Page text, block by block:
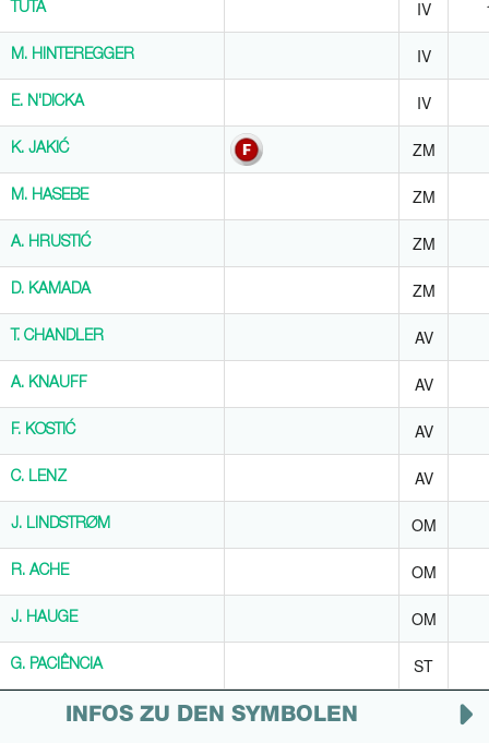
TUTA IV
M. HINTEREGGER IV
E. N'DICKA IV
K. JAKIĆ ZM
M. HASEBE ZM
A. HRUSTIĆ ZM
D. KAMADA ZM
T. CHANDLER AV
A. KNAUFF AV
F. KOSTIĆ AV
C. LENZ AV
J. LINDSTRØM OM
R. ACHE OM
J. HAUGE OM
G. PACIÊNCIA ST
TUTA
M. HINTEREGGER
E. N'DICKA
K. JAKIĆ
M. HASEBE
A. HRUSTIĆ
D. KAMADA
T. CHANDLER
A. KNAUFF
F. KOSTIĆ
C. LENZ
J. LINDSTRØM
R. ACHE
J. HAUGE
G. PACIÊNCIA
INFOS ZU DEN SYMBOLEN